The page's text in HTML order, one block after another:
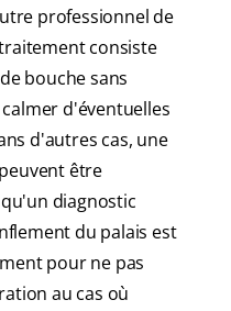
professionnel de
consiste
bouche sans
d'éventuelles
d'autres cas, une
être
diagnostic
du palais est
pour ne pas
au cas où